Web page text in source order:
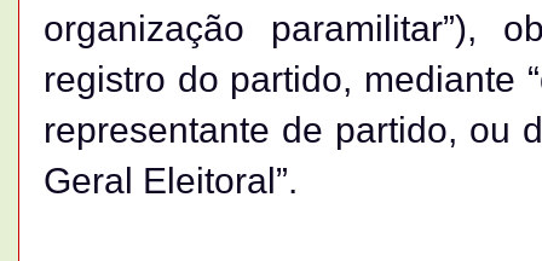
organização paramilitar”),
registro do partido, mediante
representante de partido, ou
Geral Eleitoral”.